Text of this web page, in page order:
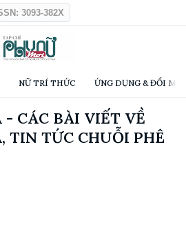
3093-382X
NỮ TRÍ THỨC ỨNG DỤNG & ĐỔI
- CÁC BÀI VIẾT VỀ
TIN TỨC CHUỖI PHÊ